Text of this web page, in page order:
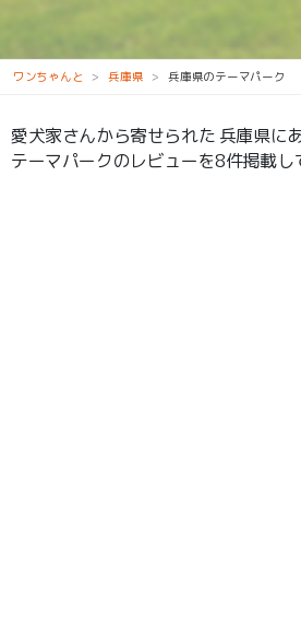
ワンちゃんと 兵庫県 兵庫県のテーマパーク
愛犬家さんから寄せられた 兵庫県に
テーマパークのレビューを8件掲載し